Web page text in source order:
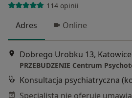
114 opinii
Adres Online
Dobrego Urobku 13, Katowice
Konsultacja psychiatryczna